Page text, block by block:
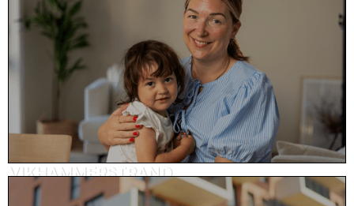
VIKHAMMERSTRAND
Kundehistorie, eiendom